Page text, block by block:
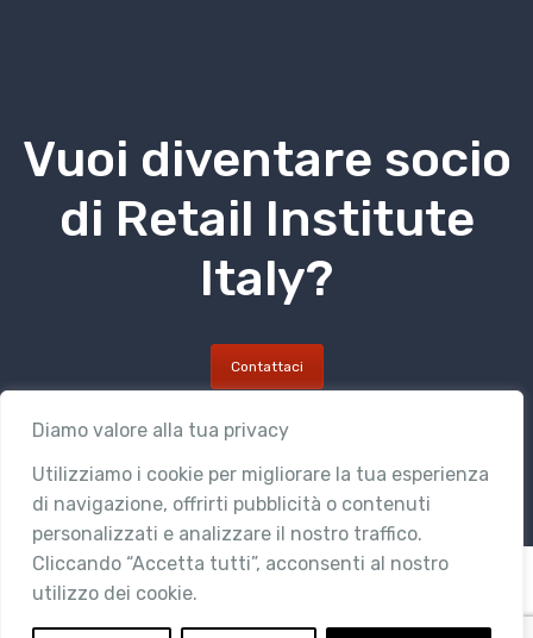
Diamo valore alla tua privacy
Utilizziamo i cookie per migliorare la tua esperienza
di navigazione, offrirti pubblicità o contenuti
personalizzati e analizzare il nostro traffico.
Cliccando “Accetta tutti”, acconsenti al nostro
utilizzo dei cookie.
Vuoi diventare socio
di Retail Institute
Italy?
Contattaci